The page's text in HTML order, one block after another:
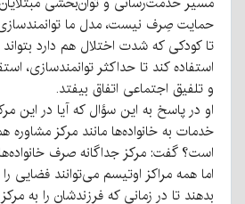
حمایت صِرف نیست، مدل ما
تا کودکی که شدت اختلال هم دارد
استفاده کند تا حداکثر توانمندسازی،
و تلفیق اجتماعی اتفاق بیفتد.
او در پاسخ به این سؤال که آیا در این
خدمات به خانواده‌ها مانند مرکز
است؟ گفت: مرکز جداگانه صرف
اما همه مراکز اوتیسم می‌توانند فضایی را
بدهند تا در زمانی که فرزندشان را به